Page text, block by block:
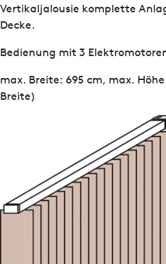
Vertikaljalousie komplette
Decke.
Bedienung mit 3
max. Breite: 695 cm, max.
Breite)